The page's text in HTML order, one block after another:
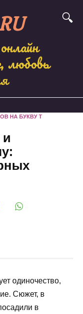
любовь
НА БУКВУ Т
и
одиночество,
Сюжет, в
в